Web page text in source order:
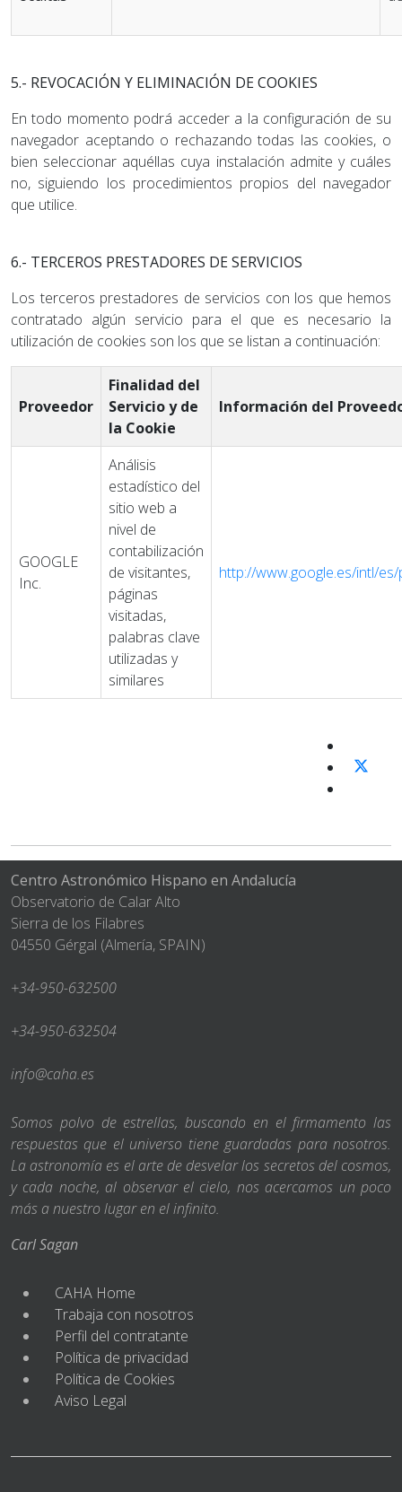
5.- REVOCACIÓN Y ELIMINACIÓN DE COOKIES
En todo momento podrá acceder a la configuración de su
navegador aceptando o rechazando todas las cookies, o
bien seleccionar aquéllas cuya instalación admite y cuáles
no, siguiendo los procedimientos propios del navegador
que utilice.
6.- TERCEROS PRESTADORES DE SERVICIOS
Los terceros prestadores de servicios con los que hemos
contratado algún servicio para el que es necesario la
utilización de cookies son los que se listan a continuación:
Proveedor
Finalidad del
Servicio y de
la Cookie
Información del
GOOGLE
Inc.
Análisis
estadístico del
sitio web a
nivel de
contabilización
de visitantes,
páginas
visitadas,
palabras clave
utilizadas y
similares
http://www.google.es/intl/
Centro Astronómico Hispano en Andalucía
Observatorio de Calar Alto
Sierra de los Filabres
04550 Gérgal (Almería, SPAIN)
+34-950-632500
+34-950-632504
info@caha.es
Somos polvo de estrellas, buscando en el firmamento las
respuestas que el universo tiene guardadas para nosotros.
La astronomía es el arte de desvelar los secretos del cosmos,
y cada noche, al observar el cielo, nos acercamos un poco
más a nuestro lugar en el infinito.
Carl Sagan
CAHA Home
Trabaja con nosotros
Perfil del contratante
Política de privacidad
Política de Cookies
Aviso Legal